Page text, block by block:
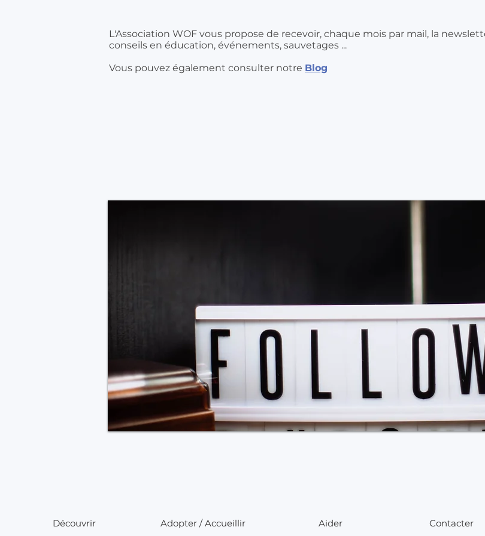
L'Association WOF vous propose de recevoir, chaque mois par mail, la
conseils en éducation, événements, sauvetages ...
Vous pouvez également consulter notre Blog
Découvrir Adopter / Accueillir Aider Contacter